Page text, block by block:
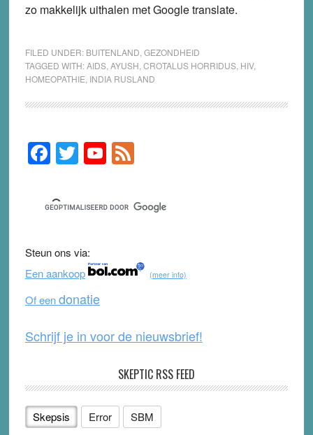
zo makkelijk uithalen met Google translate.
FILED UNDER: BUITENLAND GEZONDHEID
TAGGED WITH:AIDS, AYUSH CROTALUS HORRIDUS, HIV,
HOMEOPATHIE INDIA RUSLAND
Primary
Sidebar
F
a
c
e
b
o
o
k
T
wi
tt
er
Y
o
u
T
b
e
F
e
d
Steun ons via:
Een aankoop
(meer info)
Of eendonatie
Schrijf je in voor de nieuwsbrief!
SKEPTIC RSS FEED
Skepsis Error SBM